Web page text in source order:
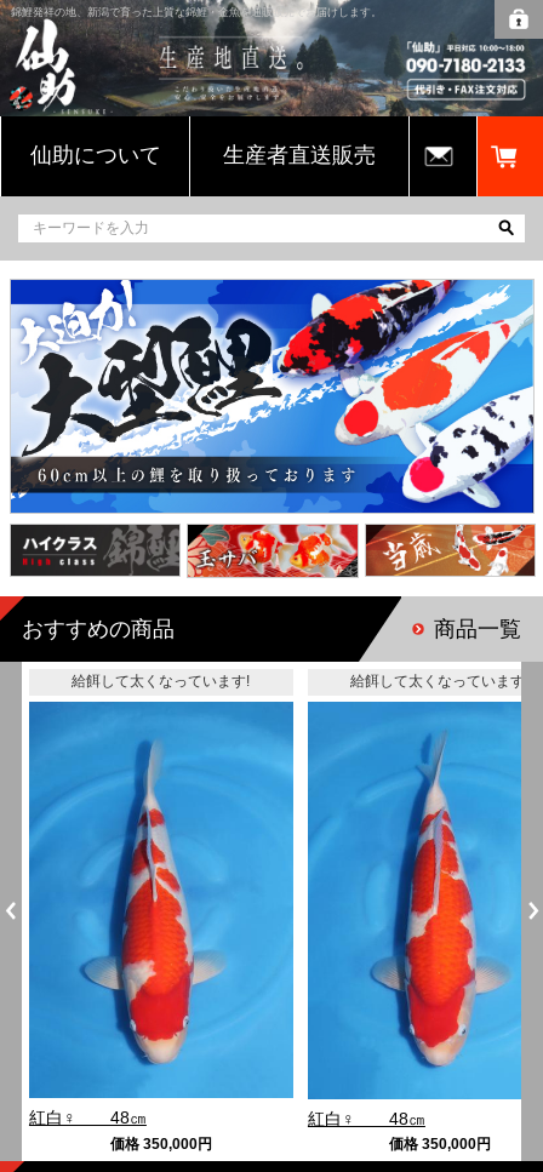
錦鯉発祥の地、新潟で育った上質な錦鯉・金魚を通販販売でお届けします。
仙助について 生産者直送販売
おすすめの商品 商品一覧
給餌して太くなっています!
紅白♀ 48㎝
価格350,000円
給餌して太くなっています!
紅白♀ 48㎝
価格350,000円